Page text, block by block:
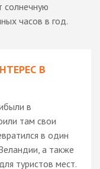
солнечную
часов в год.
В
в
там свои
в один
а также
туристов мест.